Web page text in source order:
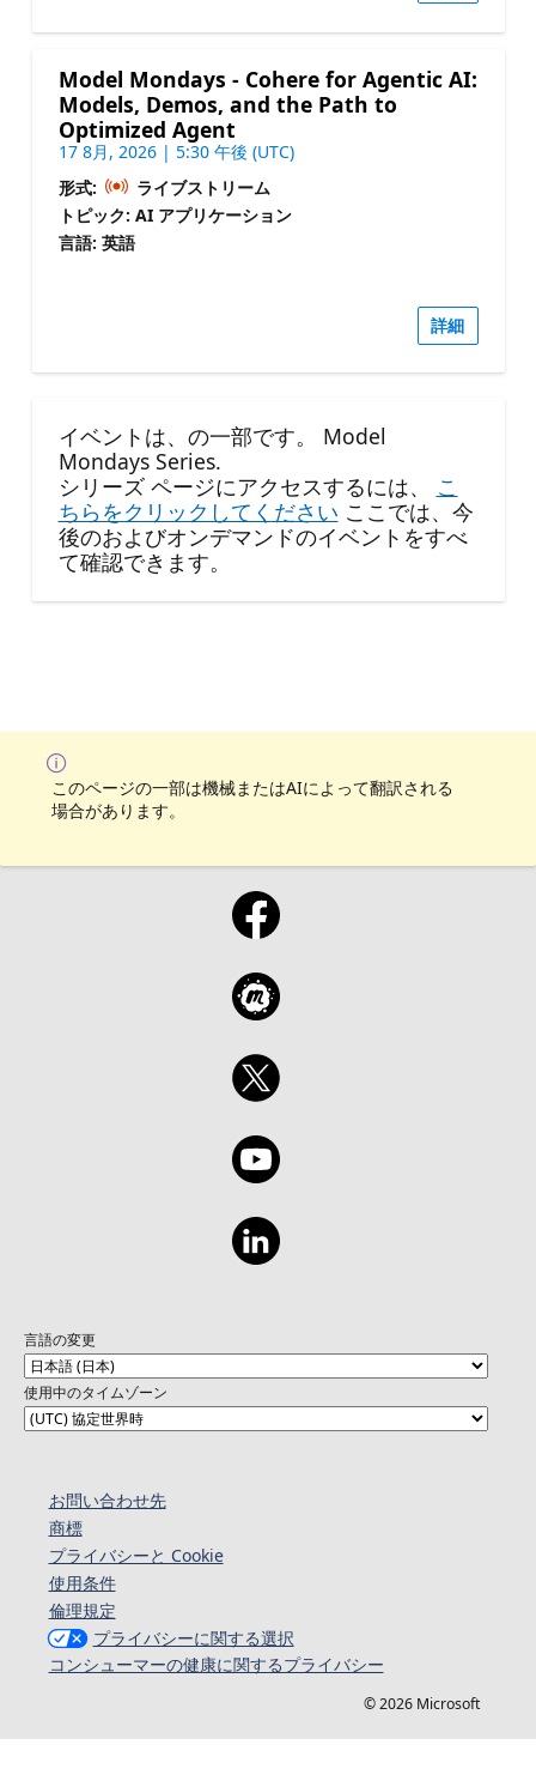
Model Mondays - Cohere for Agentic AI:
Models, Demos, and the Path to
Optimized Agent
17 8月, 2026 | 5:30 午後 (UTC)
形式:
ライブストリーム
トピック: AI アプリケーション
言語: 英語
詳細
イベントは、の一部です。 Model
Mondays Series.
シリーズ ページにアクセスするには、
こ
ちらをクリックしてください ここでは、今
後のおよびオンデマンドのイベントをすべ
て確認できます。
このページの一部は機械またはAIによって翻訳される
場合があります。
言語の変更
使用中のタイムゾーン
お問い合わせ先
商標
プライバシーと Cookie
使用条件
倫理規定
プライバシーに関する選択
コンシューマーの健康に関するプライバシー
© 2026 Microsoft